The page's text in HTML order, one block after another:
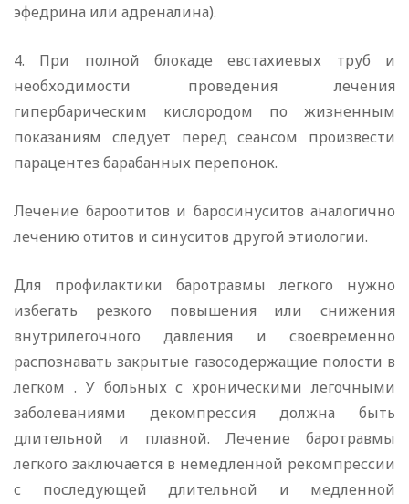
эфедрина или адреналина).
4. При полной блокаде евстахиевых труб и
необходимости проведения лечения
гипербарическим кислородом по жизненным
показаниям следует перед сеансом произвести
парацентез барабанных перепонок.
Лечение бароотитов и баросинуситов аналогично
лечению отитов и синуситов другой этиологии.
Для профилактики баротравмы легкого нужно
избегать резкого повышения или снижения
внутрилегочного давления и своевременно
распознавать закрытые газосодержащие полости в
легком . У больных с хроническими легочными
заболеваниями декомпрессия должна быть
длительной и плавной. Лечение баротравмы
легкого заключается в немедленной рекомпрессии
с последующей длительной и медленной